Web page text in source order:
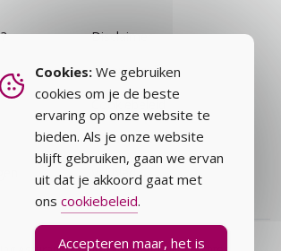
Disclaimer
Auteursrecht
Cookiebeleid
Privacybeleid
Vakblad
Cookies: We gebruiken
cookies om je de beste
ervaring op onze website te
bieden. Als je onze website
blijft gebruiken, gaan we ervan
uit dat je akkoord gaat met
ons cookiebeleid.
Accepteren maar, het is